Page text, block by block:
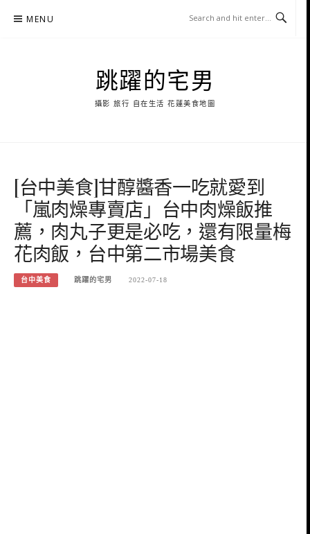
MENU
跳躍的宅男
攝影 旅行 自在生活 花蓮美食地圖
[台中美食]甘醇醬香一吃就愛到
「嵐肉燥專賣店」台中肉燥飯推
薦，肉丸子更是必吃，還有限量梅
花肉飯，台中第二市場美食
台中美食 跳躍的宅男 2022-07-18